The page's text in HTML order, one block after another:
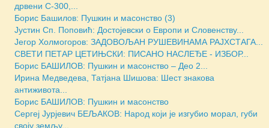
дрвени С-300,...
Борис Башилов: Пушкин и масонство (3)
Јустин Сп. Поповић: Достојевски о Европи и Словенству...
Јегор Холмогоров: ЗАДОВОЉАН РУШЕВИНАМА РАЈХСТАГА...
СВЕТИ ПЕТАР ЦЕТИЊСКИ: ПИСАНО НАСЛЕЂЕ - ИЗБОР...
Борис БАШИЛОВ: Пушкин и масонство – Део 2...
Ирина Медведева, Татјана Шишова: Шест знакова
антиживота...
Борис БАШИЛОВ: Пушкин и масонство
Сергеј Јурјевич БЕЉАКОВ: Народ који је изгубио морал, губи
своју земљу...